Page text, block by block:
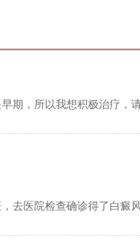
期，所以我想积极治疗，
去医院检查确诊得了白